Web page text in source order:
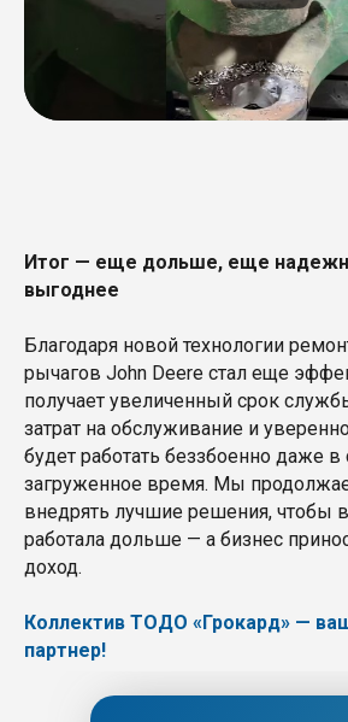
Итог — еще дольше, еще
выгоднее
Благодаря новой технологии
рычагов John Deere стал еще
получает увеличенный срок
затрат на обслуживание и
будет работать беззбоенно даже в
загруженное время. Мы
внедрять лучшие решения, чтобы
работала дольше — а бизнес
доход.
Коллектив ТОДО «Грокард» —
партнер!